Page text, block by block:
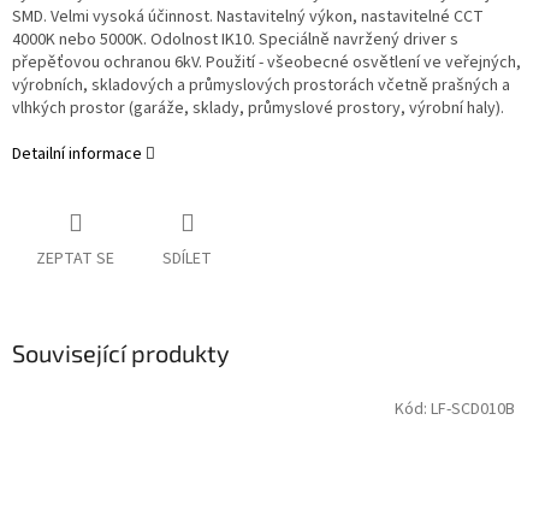
SMD. Velmi vysoká účinnost. Nastavitelný výkon, nastavitelné CCT
4000K nebo 5000K. Odolnost IK10. Speciálně navržený driver s
přepěťovou ochranou 6kV. Použití - všeobecné osvětlení ve veřejných,
výrobních, skladových a průmyslových prostorách včetně prašných a
vlhkých prostor (garáže, sklady, průmyslové prostory, výrobní haly).
Detailní informace
ZEPTAT SE SDÍLET
Související produkty
Kód: LF-SCD010B